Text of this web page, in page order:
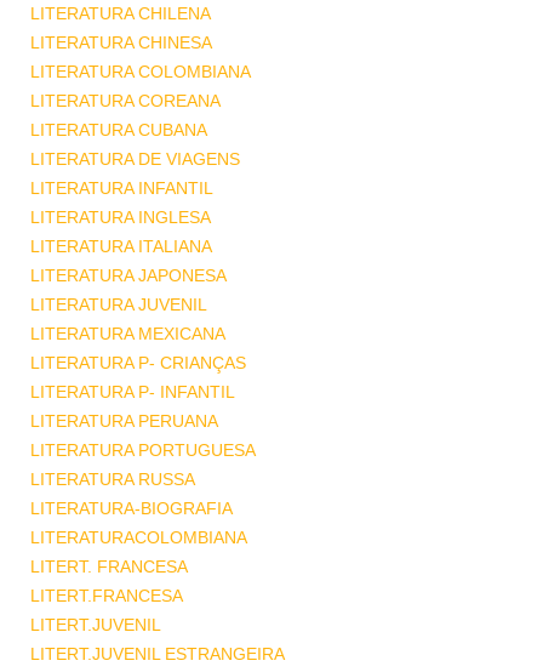
LITERATURA CHILENA
LITERATURA CHINESA
LITERATURA COLOMBIANA
LITERATURA COREANA
LITERATURA CUBANA
LITERATURA DE VIAGENS
LITERATURA INFANTIL
LITERATURA INGLESA
LITERATURA ITALIANA
LITERATURA JAPONESA
LITERATURA JUVENIL
LITERATURA MEXICANA
LITERATURA P- CRIANÇAS
LITERATURA P- INFANTIL
LITERATURA PERUANA
LITERATURA PORTUGUESA
LITERATURA RUSSA
LITERATURA-BIOGRAFIA
LITERATURACOLOMBIANA
LITERT. FRANCESA
LITERT.FRANCESA
LITERT.JUVENIL
LITERT.JUVENIL ESTRANGEIRA